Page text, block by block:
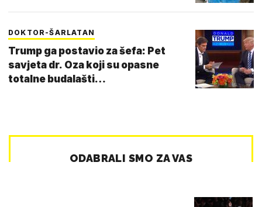
DOKTOR-ŠARLATAN
Trump ga postavio za šefa: Pet
savjeta dr. Oza koji su opasne
totalne budalašti…